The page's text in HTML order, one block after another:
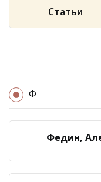
Статьи
Ф
Федин,